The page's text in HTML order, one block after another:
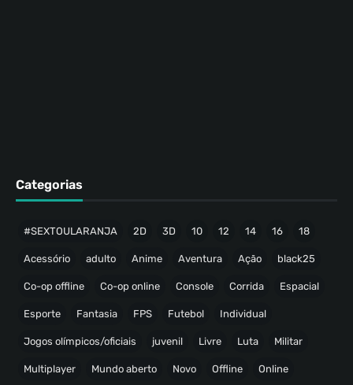
Categorias
#SEXTOULARANJA 2D 3D 10 12 14 16 18
Acessório adulto Anime Aventura Ação black25
Co-op offline Co-op online Console Corrida Espacial
Esporte Fantasia FPS Futebol Individual
Jogos olímpicos/oficiais juvenil Livre Luta Militar
Multiplayer Mundo aberto Novo Offline Online